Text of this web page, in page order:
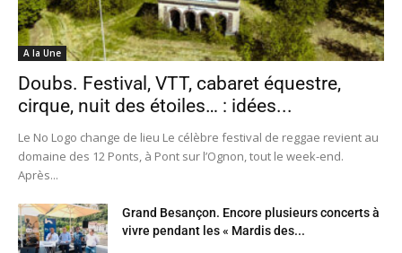
A la Une
Doubs. Festival, VTT, cabaret équestre,
cirque, nuit des étoiles… : idées...
Le No Logo change de lieu Le célèbre festival de reggae revient au
domaine des 12 Ponts, à Pont sur l’Ognon, tout le week-end.
Après...
Grand Besançon. Encore plusieurs concerts à
vivre pendant les « Mardis des...